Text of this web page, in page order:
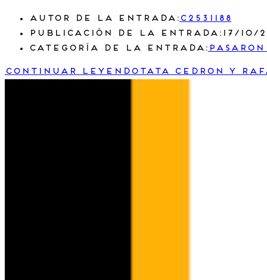
Autor de la entrada: c2531188
Publicación de la entrada: 17/10/
Categoría de la entrada:
Continuar leyendo Tata Cedron y